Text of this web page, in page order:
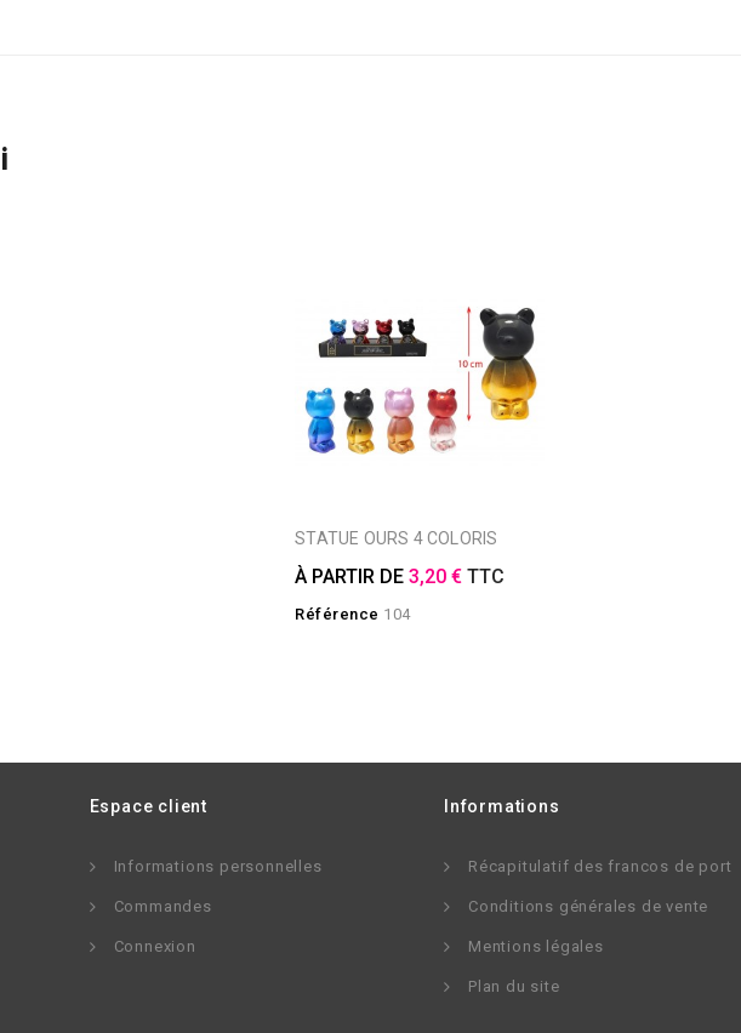
STATUE OURS 4 COLORIS
À PARTIR DE3,20 € TTC
Référence 104
Espace client
Informations personnelles
Commandes
Connexion
Informations
Récapitulatif des francos de port
Conditions générales de vente
Mentions légales
Plan du site